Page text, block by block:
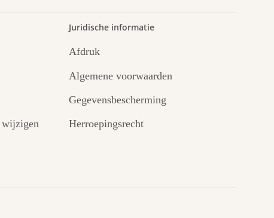
wijzigen
Juridische informatie
Afdruk
Algemene voorwaarden
Gegevensbescherming
Herroepingsrecht